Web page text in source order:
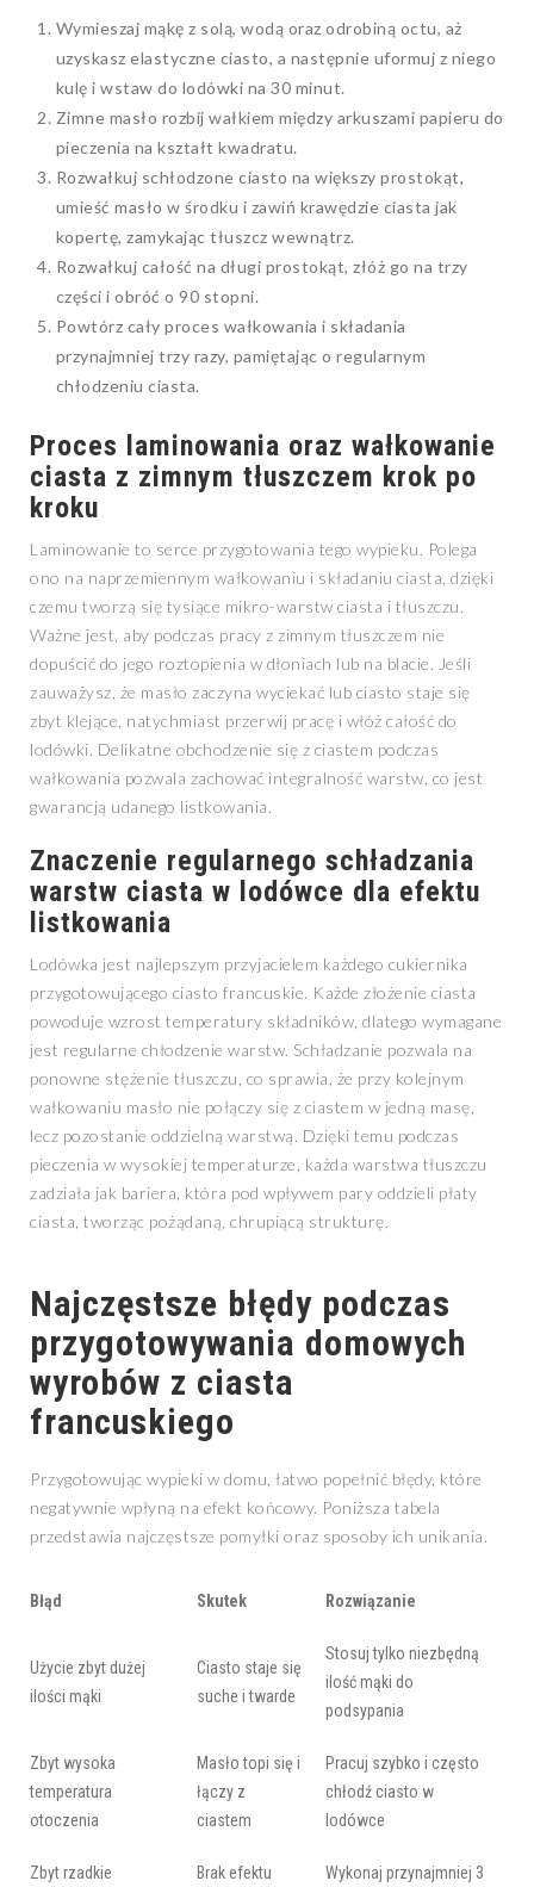
Wymieszaj mąkę z solą, wodą oraz odrobiną octu, aż
uzyskasz elastyczne ciasto, a następnie uformuj z niego
kulę i wstaw do lodówki na 30 minut.
Zimne masło rozbij wałkiem między arkuszami papieru do
pieczenia na kształt kwadratu.
Rozwałkuj schłodzone ciasto na większy prostokąt,
umieść masło w środku i zawiń krawędzie ciasta jak
kopertę, zamykając tłuszcz wewnątrz.
Rozwałkuj całość na długi prostokąt, złóż go na trzy
części i obróć o 90 stopni.
Powtórz cały proces wałkowania i składania
przynajmniej trzy razy, pamiętając o regularnym
chłodzeniu ciasta.
Proces laminowania oraz wałkowanie
ciasta z zimnym tłuszczem krok po
kroku
Laminowanie to serce przygotowania tego wypieku. Polega
ono na naprzemiennym wałkowaniu i składaniu ciasta, dzięki
czemu tworzą się tysiące mikro-warstw ciasta i tłuszczu.
Ważne jest, aby podczas pracy z zimnym tłuszczem nie
dopuścić do jego roztopienia w dłoniach lub na blacie. Jeśli
zauważysz, że masło zaczyna wyciekać lub ciasto staje się
zbyt klejące, natychmiast przerwij pracę i włóż całość do
lodówki. Delikatne obchodzenie się z ciastem podczas
wałkowania pozwala zachować integralność warstw, co jest
gwarancją udanego listkowania.
Znaczenie regularnego schładzania
warstw ciasta w lodówce dla efektu
listkowania
Lodówka jest najlepszym przyjacielem każdego cukiernika
przygotowującego ciasto francuskie. Każde złożenie ciasta
powoduje wzrost temperatury składników, dlatego wymagane
jest regularne chłodzenie warstw. Schładzanie pozwala na
ponowne stężenie tłuszczu, co sprawia, że przy kolejnym
wałkowaniu masło nie połączy się z ciastem w jedną masę,
lecz pozostanie oddzielną warstwą. Dzięki temu podczas
pieczenia w wysokiej temperaturze, każda warstwa tłuszczu
zadziała jak bariera, która pod wpływem pary oddzieli płaty
ciasta, tworząc pożądaną, chrupiącą strukturę.
Najczęstsze błędy podczas
przygotowywania domowych
wyrobów z ciasta
francuskiego
Przygotowując wypieki w domu, łatwo popełnić błędy, które
negatywnie wpłyną na efekt końcowy. Poniższa tabela
przedstawia najczęstsze pomyłki oraz sposoby ich unikania.
Błąd Skutek Rozwiązanie
Użycie zbyt dużej
ilości mąki
Ciasto staje się
suche i twarde
Stosuj tylko niezbędną
ilość mąki do
podsypania
Zbyt wysoka
temperatura
otoczenia
Masło topi się i
łączy z
ciastem
Pracuj szybko i często
chłodź ciasto w
lodówce
Zbyt rzadkie Brak efektu Wykonaj przynajmniej 3